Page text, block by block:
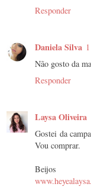
Responder
Daniela Silva
Não gosto da
Responder
Laysa Oliveira
Gostei da
Vou comprar.
Beijos